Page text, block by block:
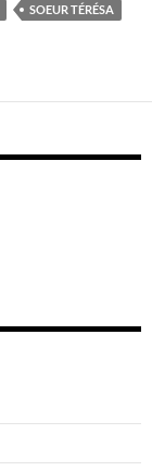
SOEUR TÉRÉSA